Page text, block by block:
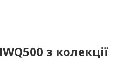
з колекції